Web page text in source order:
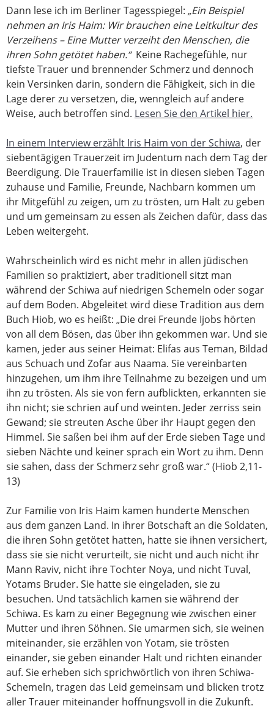
Dann lese ich im Berliner Tagesspiegel: „Ein Beispiel
nehmen an Iris Haim: Wir brauchen eine Leitkultur des
Verzeihens – Eine Mutter verzeiht den Menschen, die
ihren Sohn getötet haben.“ Keine Rachegefühle, nur
tiefste Trauer und brennender Schmerz und dennoch
kein Versinken darin, sondern die Fähigkeit, sich in die
Lage derer zu versetzen, die, wenngleich auf andere
Weise, auch betroffen sind. Lesen Sie den Artikel hier.
In einem Interview erzählt Iris Haim von der Schiwa, der
siebentägigen Trauerzeit im Judentum nach dem Tag der
Beerdigung. Die Trauerfamilie ist in diesen sieben Tagen
zuhause und Familie, Freunde, Nachbarn kommen um
ihr Mitgefühl zu zeigen, um zu trösten, um Halt zu geben
und um gemeinsam zu essen als Zeichen dafür, dass das
Leben weitergeht.
Wahrscheinlich wird es nicht mehr in allen jüdischen
Familien so praktiziert, aber traditionell sitzt man
während der Schiwa auf niedrigen Schemeln oder sogar
auf dem Boden. Abgeleitet wird diese Tradition aus dem
Buch Hiob, wo es heißt: „Die drei Freunde Ijobs hörten
von all dem Bösen, das über ihn gekommen war. Und sie
kamen, jeder aus seiner Heimat: Elifas aus Teman, Bildad
aus Schuach und Zofar aus Naama. Sie vereinbarten
hinzugehen, um ihm ihre Teilnahme zu bezeigen und um
ihn zu trösten. Als sie von fern aufblickten, erkannten sie
ihn nicht; sie schrien auf und weinten. Jeder zerriss sein
Gewand; sie streuten Asche über ihr Haupt gegen den
Himmel. Sie saßen bei ihm auf der Erde sieben Tage und
sieben Nächte und keiner sprach ein Wort zu ihm. Denn
sie sahen, dass der Schmerz sehr groß war.“ (Hiob 2,11-
13)
Zur Familie von Iris Haim kamen hunderte Menschen
aus dem ganzen Land. In ihrer Botschaft an die Soldaten,
die ihren Sohn getötet hatten, hatte sie ihnen versichert,
dass sie sie nicht verurteilt, sie nicht und auch nicht ihr
Mann Raviv, nicht ihre Tochter Noya, und nicht Tuval,
Yotams Bruder. Sie hatte sie eingeladen, sie zu
besuchen. Und tatsächlich kamen sie während der
Schiwa. Es kam zu einer Begegnung wie zwischen einer
Mutter und ihren Söhnen. Sie umarmen sich, sie weinen
miteinander, sie erzählen von Yotam, sie trösten
einander, sie geben einander Halt und richten einander
auf. Sie erheben sich sprichwörtlich von ihren Schiwa-
Schemeln, tragen das Leid gemeinsam und blicken trotz
aller Trauer miteinander hoffnungsvoll in die Zukunft.